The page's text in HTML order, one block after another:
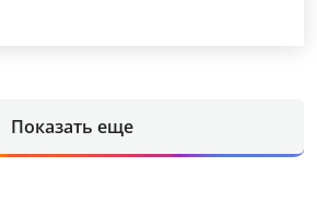
Показать еще